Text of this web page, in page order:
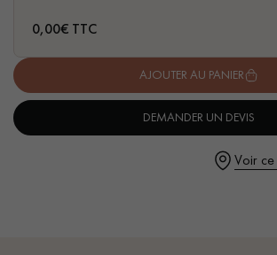
Demandez un rendez-vous
0,00€ TTC
AJOUTER AU PANIER
DEMANDER UN DEVIS
Voir